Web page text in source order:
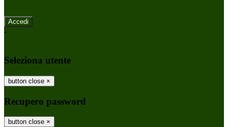
-
Seleziona utente
button close ×
Recupero password
button close ×